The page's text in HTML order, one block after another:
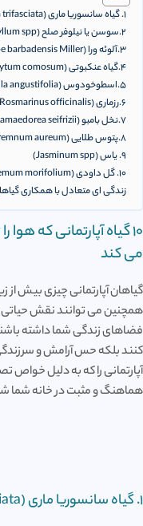
1. گیاه سانسوریا ماری (Sansevieria trifasciata)
2.سوسن یا نیلوفر صلح (Spathiphyllum spp)
3.آلوئه ورا (Aloe barbadensis Miller)
4.گیاه عنکبوتی (Chlorophytum comosum)
5.اسطوخودوس (Lavandula angustifolia)
6.رزماری (Rosmarinus officinalis)
7.نخل بامبو (Chamaedorea seifrizii)
8.پتوس طلایی (Epipremnum aureum)
9. یاس (Jasminum spp)
10. گل داودی (Chrysanthemum morifolium)
زندگی ای متعادل با همکاری
10 گیاه آپارتمانی که
می کند
گیاهان آپارتمانی چیزی بیش
همچنین می توانند نقش حیاتی
فضاهای زندگی شما داشته
آپارتمانی را که به دلیل خواص
هماهنگ و مثبت در خانه شما
1. گیاه سانسوریا ماری (Sansevieria trifasciata)